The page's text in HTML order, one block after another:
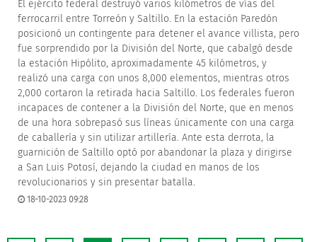
El ejército federal destruyó varios kilómetros de vías del
ferrocarril entre Torreón y Saltillo. En la estación Paredón
posicionó un contingente para detener el avance villista, pero
fue sorprendido por la División del Norte, que cabalgó desde
la estación Hipólito, aproximadamente 45 kilómetros, y
realizó una carga con unos 8,000 elementos, mientras otros
2,000 cortaron la retirada hacia Saltillo. Los federales fueron
incapaces de contener a la División del Norte, que en menos
de una hora sobrepasó sus líneas únicamente con una carga
de caballería y sin utilizar artillería. Ante esta derrota, la
guarnición de Saltillo optó por abandonar la plaza y dirigirse
a San Luis Potosí, dejando la ciudad en manos de los
revolucionarios y sin presentar batalla.
18-10-2023 09:28